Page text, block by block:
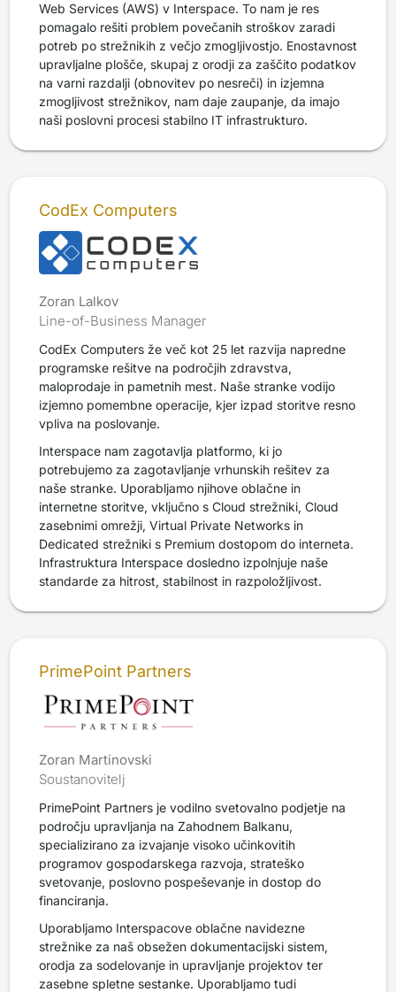
Web Services (AWS) v Interspace. To nam je res
pomagalo rešiti problem povečanih stroškov zaradi
potreb po strežnikih z večjo zmogljivostjo. Enostavnost
upravljalne plošče, skupaj z orodji za zaščito podatkov
na varni razdalji (obnovitev po nesreči) in izjemna
zmogljivost strežnikov, nam daje zaupanje, da imajo
naši poslovni procesi stabilno IT infrastrukturo.
CodEx Computers
Zoran Lalkov
Line-of-Business Manager
CodEx Computers že več kot 25 let razvija napredne
programske rešitve na področjih zdravstva,
maloprodaje in pametnih mest. Naše stranke vodijo
izjemno pomembne operacije, kjer izpad storitve resno
vpliva na poslovanje.
Interspace nam zagotavlja platformo, ki jo
potrebujemo za zagotavljanje vrhunskih rešitev za
naše stranke. Uporabljamo njihove oblačne in
internetne storitve, vključno s Cloud strežniki, Cloud
zasebnimi omrežji, Virtual Private Networks in
Dedicated strežniki s Premium dostopom do interneta.
Infrastruktura Interspace dosledno izpolnjuje naše
standarde za hitrost, stabilnost in razpoložljivost.
PrimePoint Partners
Zoran Martinovski
Soustanovitelj
PrimePoint Partners je vodilno svetovalno podjetje na
področju upravljanja na Zahodnem Balkanu,
specializirano za izvajanje visoko učinkovitih
programov gospodarskega razvoja, strateško
svetovanje, poslovno pospeševanje in dostop do
financiranja.
Uporabljamo Interspacove oblačne navidezne
strežnike za naš obsežen dokumentacijski sistem,
orodja za sodelovanje in upravljanje projektov ter
zasebne spletne sestanke. Uporabljamo tudi